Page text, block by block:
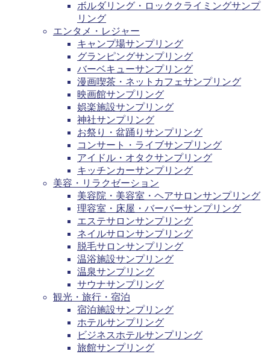
ボルダリング・ロッククライミングサンプ
リング
エンタメ・レジャー
キャンプ場サンプリング
グランピングサンプリング
バーベキューサンプリング
漫画喫茶・ネットカフェサンプリング
映画館サンプリング
娯楽施設サンプリング
神社サンプリング
お祭り・盆踊りサンプリング
コンサート・ライブサンプリング
アイドル・オタクサンプリング
キッチンカーサンプリング
美容・リラクゼーション
美容院・美容室・ヘアサロンサンプリング
理容室・床屋・バーバーサンプリング
エステサロンサンプリング
ネイルサロンサンプリング
脱毛サロンサンプリング
温浴施設サンプリング
温泉サンプリング
サウナサンプリング
観光・旅行・宿泊
宿泊施設サンプリング
ホテルサンプリング
ビジネスホテルサンプリング
旅館サンプリング